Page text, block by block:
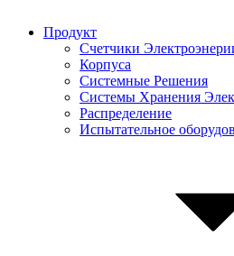
Продукт
Счетчики
Корпуса
Системные Pешения
Системы Хранения
Распределение
Испытательное